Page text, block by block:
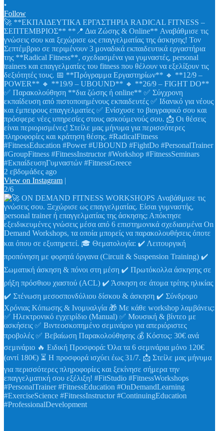
•
Follow
🚀 **ΕΚΠΑΙΔΕΥΤΙΚΑ ΕΡΓΑΣΤΗΡΙΑ RADICAL FITNESS –
ΣΕΠΤΕΜΒΡΙΟΣ** **📍 Δια Ζώσης & Online** Αναβάθμισε τις
γνώσεις σου και ξεχώρισε ως επαγγελματίας της άσκησης! Τον
Σεπτέμβριο σε περιμένουν 3 μοναδικά εκπαιδευτικά εργαστήρια
της **Radical Fitness**, σχεδιασμένα για γυμναστές, personal
trainers και επαγγελματίες του fitness που θέλουν να εξελίξουν τις
δεξιότητές τους. 📅 **Πρόγραμμα Εργαστηρίων** 🔸 **12/9 –
POWER** 🔸 **19/9 – UBOUND** 🔸 **26/9 – FIGHT DO**
✅ Παρακολούθηση **δια ζώσης ή online** ✅ Σύγχρονη
εκπαίδευση από πιστοποιημένους εκπαιδευτές ✅ Ιδανικό για νέους
και έμπειρους επαγγελματίες ✅ Ενίσχυσε το βιογραφικό σου και
πρόσφερε νέες υπηρεσίες στους ασκούμενούς σου. 📩 Οι θέσεις
είναι περιορισμένες! Στείλε μας μήνυμα για περισσότερες
πληροφορίες και κράτηση θέσης. #RadicalFitness
#FitnessEducation #Power #UBOUND #FightDo #PersonalTrainer
#GroupFitness #FitnessInstructor #Workshop #FitnessSeminars
#ΕκπαίδευσηΓυμναστών #FitnessGreece
2 εβδομάδες ago
View on Instagram |
2/6